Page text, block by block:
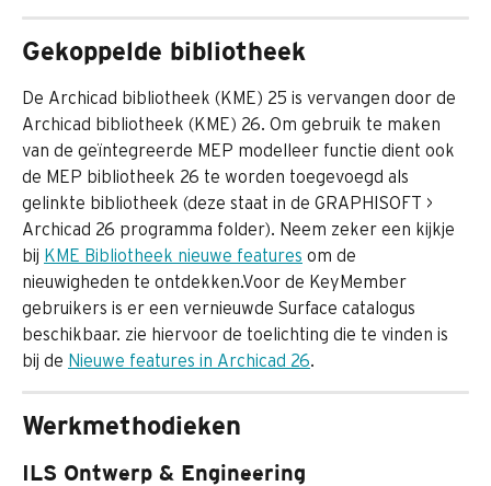
Gekoppelde bibliotheek
De Archicad bibliotheek (KME) 25 is vervangen door de
Archicad bibliotheek (KME) 26. Om gebruik te maken
van de geïntegreerde MEP modelleer functie dient ook
de MEP bibliotheek 26 te worden toegevoegd als
gelinkte bibliotheek (deze staat in de GRAPHISOFT >
Archicad 26 programma folder). Neem zeker een kijkje
bij KME Bibliotheek nieuwe features om de
nieuwigheden te ontdekken.Voor de KeyMember
gebruikers is er een vernieuwde Surface catalogus
beschikbaar. zie hiervoor de toelichting die te vinden is
bij de Nieuwe features in Archicad 26.
Werkmethodieken
ILS Ontwerp & Engineering